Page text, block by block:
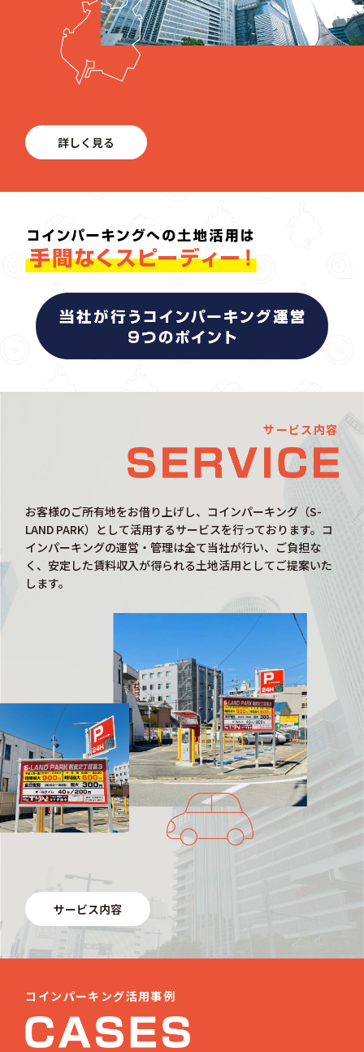
詳しく見る
サービス内容
お客様のご所有地をお借り上げし、コインパーキング（S-
LAND PARK）として活用するサービスを行っております。コ
インパーキングの運営・管理は全て当社が行い、ご負担な
く、安定した賃料収入が得られる土地活用としてご提案いた
します。
サービス内容
コインパーキング活用事例